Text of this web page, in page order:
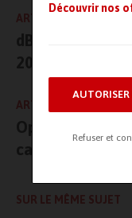
Découvrir nos
Refuser et
ARTICLE PRÉCÉDENT
dB Vib Groupe
2025 !
ARTICLE SUIVANT
Optimisez votre
caméras
SUR LE MÊME SUJET